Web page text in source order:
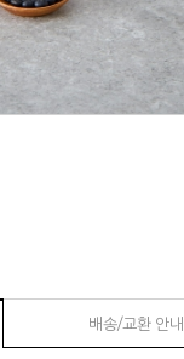
배송/교환 안내